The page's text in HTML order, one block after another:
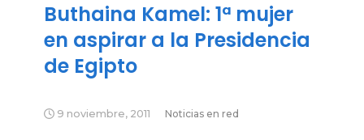
Buthaina Kamel: 1ª mujer
en aspirar a la Presidencia
de Egipto
9 noviembre, 2011 Noticias en red